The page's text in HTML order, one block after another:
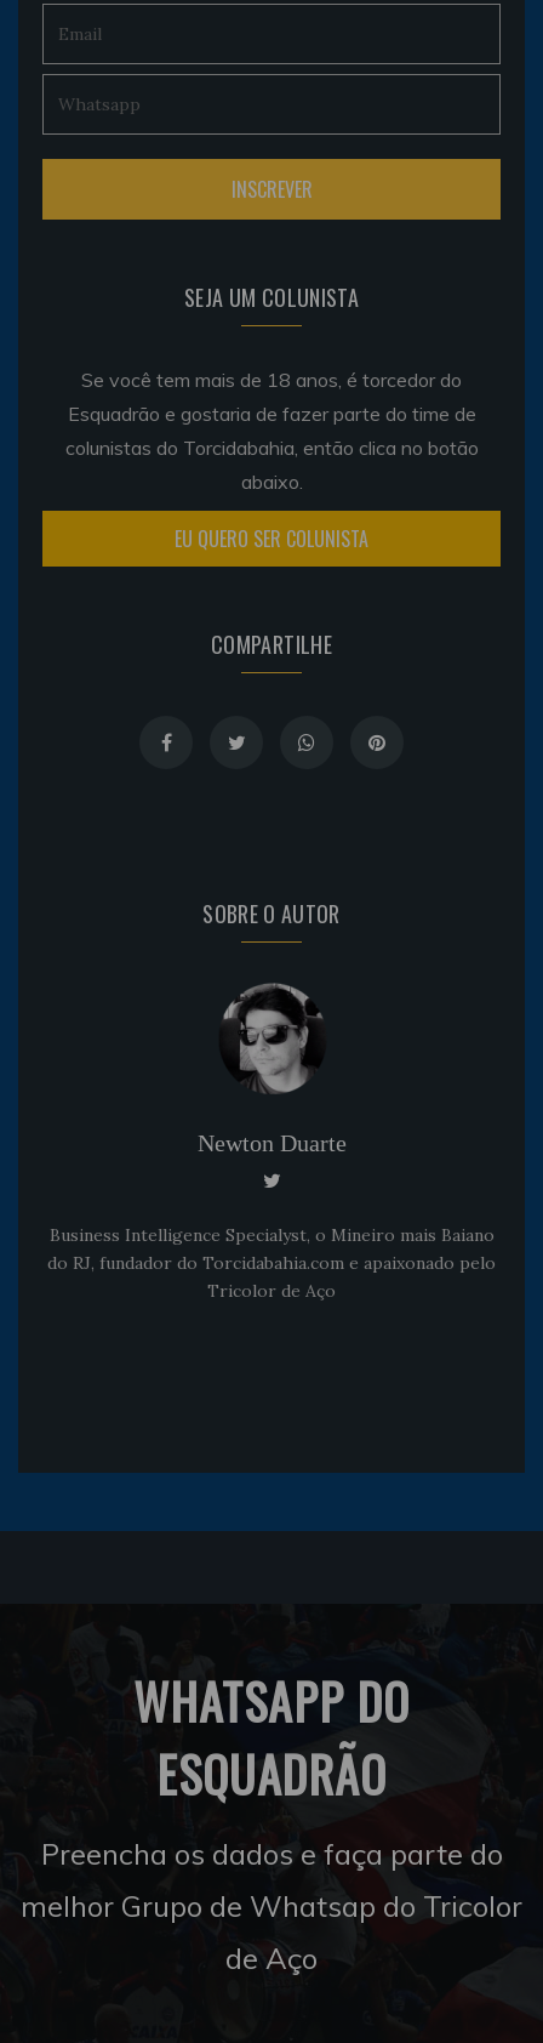
SEJA UM COLUNISTA
Se você tem mais de 18 anos, é torcedor do
Esquadrão e gostaria de fazer parte do time de
colunistas do Torcidabahia, então clica no botão
abaixo.
EU QUERO SER COLUNISTA
COMPARTILHE
SOBRE O AUTOR
Newton Duarte
Business Intelligence Specialyst, o Mineiro mais Baiano
do RJ, fundador do Torcidabahia.com e apaixonado pelo
Tricolor de Aço
WHATSAPP DO
ESQUADRÃO
Preencha os dados e faça parte do
melhor Grupo de Whatsap do Tricolor
de Aço